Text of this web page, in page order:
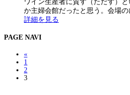
ワイン生産者に質す（ただす）
か主婦会館だったと思う。会場
詳細を見る
PAGE NAVI
«
1
2
3